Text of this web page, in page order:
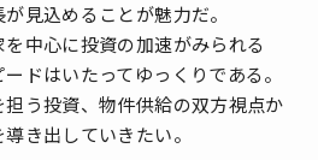
見込めることが魅力だ。
中心に投資の加速がみられる
ドはいたってゆっくりである。
う投資、物件供給の双方視点か
き出していきたい。